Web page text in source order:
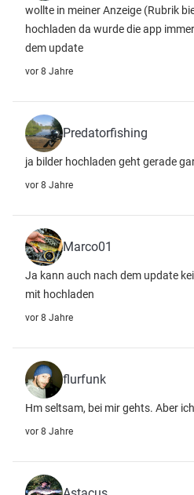
wollte in meiner Anzeige (Rubrik
hochladen da wurde die app
dem update
vor 8 Jahre
Predatorfishing
ja bilder hochladen geht gerade
vor 8 Jahre
Marco01
Ja kann auch nach dem update
mit hochladen
vor 8 Jahre
flurfunk
Hm seltsam, bei mir gehts. Aber
vor 8 Jahre